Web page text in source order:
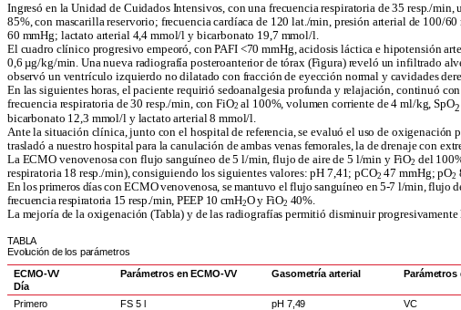
Ingresó en la Unidad de Cuidados Intensivos, con una frecuencia respiratoria de 35 resp./
85%, con mascarilla reservorio; frecuencia cardíaca de 120 lat./min, presión arterial de 100/
60 mmHg; lactato arterial 4,4 mmol/l y bicarbonato 19,7 mmol/l.
El cuadro clínico progresivo empeoró, con PAFI <70 mmHg, acidosis láctica e hipotensión
0,6µg/kg/min. Una nueva radiografía posteroanterior de tórax (Figura) reveló un infiltrado
observó un ventrículo izquierdo no dilatado con fracción de eyección normal y cavidades
En las siguientes horas, el paciente requirió sedoanalgesia profunda y relajación, continuó
frecuencia respiratoria de 30 resp./min, con FiO2 al 100%, volumen corriente de 4 ml/kg, SpO2
bicarbonato 12,3 mmol/l y lactato arterial 8 mmol/l.
Ante la situación clínica, junto con el hospital de referencia, se evaluó el uso de oxigenación
trasladó a nuestro hospital para la canulación de ambas venas femorales, la de drenaje con
La ECMO venovenosa con flujo sanguíneo de 5 l/min, flujo de aire de 5 l/min y FiO2 del
respiratoria 18 resp./min), consiguiendo los siguientes valores: pH 7,41; pCO2 47 mmHg; pO2
En los primeros días con ECMO venovenosa, se mantuvo el flujo sanguíneo en 5-7 l/min, flujo
frecuencia respiratoria 15 resp./min, PEEP 10 cmH2O y FiO2 40%.
La mejoría de la oxigenación (Tabla) y de las radiografías permitió disminuir progresivamente
TABLA
Evolución de los parámetros
ECMO-VV
Día
Parámetros en ECMO-VV Gasometría arterial Parámetros
Primero
FS 5 l
pH 7,49
VC